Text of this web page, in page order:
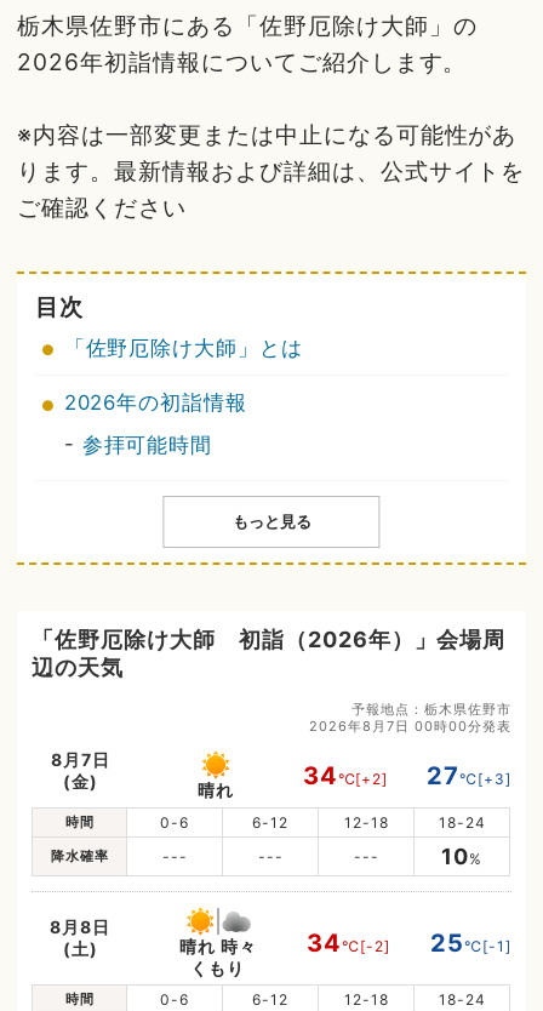
栃木県佐野市にある「佐野厄除け大師」の
2026年初詣情報についてご紹介します。
※内容は一部変更または中止になる可能性があ
ります。最新情報および詳細は、公式サイトを
ご確認ください
目次
「佐野厄除け大師」とは
2026年の初詣情報
- 参拝可能時間
もっと見る
「佐野厄除け大師 初詣（2026年）」会場周
辺の天気
予報地点：栃木県佐野市
2026年8月7日 00時00分発表
8月7日
(金)
晴れ 34℃[+2] 27℃[+3]
時間 0-6 6-12 12-18 18-24
降水確率 --- --- --- 10%
8月8日
(土)
晴れ 時々
くもり
34℃[-2] 25℃[-1]
時間 0-6 6-12 12-18 18-24